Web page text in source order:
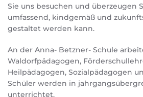
Sie uns besuchen und überzeugen
umfassend, kindgemäß und
gestaltet werden kann.
An der Anna- Betzner- Schule
Waldorfpädagogen,
Heilpädagogen, Sozialpädagogen
Schüler werden in
unterrichtet.